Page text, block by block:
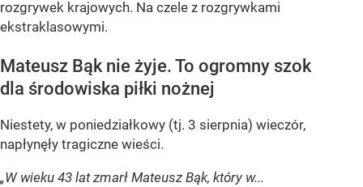
rozgrywek krajowych. Na czele z rozgrywkami
ekstraklasowymi.
Mateusz Bąk nie żyje. To ogromny szok
dla środowiska piłki nożnej
Niestety, w poniedziałkowy (tj. 3 sierpnia) wieczór,
napłynęły tragiczne wieści.
„W wieku 43 lat zmarł Mateusz Bąk, który w...